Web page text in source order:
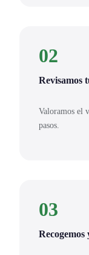
02
Revisamos
Valoramos el
pasos.
03